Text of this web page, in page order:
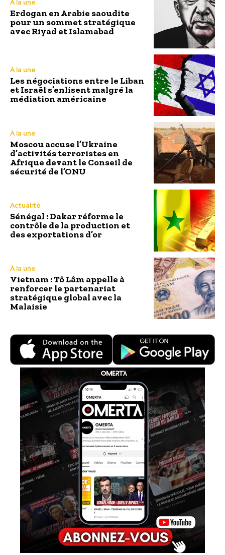
À la une
Erdogan en Arabie saoudite
pour un sommet stratégique
avec Riyad et Islamabad
À la une
Les négociations entre le Liban
et Israël s’enlisent malgré la
médiation américaine
À la une
Moscou accuse l’Ukraine
d’activités terroristes en
Afrique devant le Conseil de
sécurité de l’ONU
Actualité
Sénégal : Dakar réforme le
contrôle de la production et
des exportations d’or
À la une
Vietnam : Tô Lâm appelle à
renforcer le partenariat
stratégique global avec la
Malaisie